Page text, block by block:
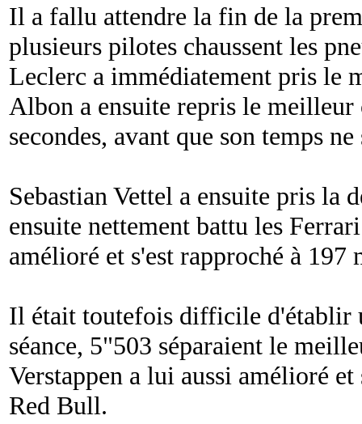
Il a fallu attendre la fin de la
plusieurs pilotes chaussent les
Leclerc a immédiatement pris le
Albon a ensuite repris le meilleur
secondes, avant que son temps
Sebastian Vettel a ensuite pris la
ensuite nettement battu les
amélioré et s'est rapproché à
Il était toutefois difficile d'établir
séance, 5"503 séparaient le
Verstappen a lui aussi amélioré
Red Bull.